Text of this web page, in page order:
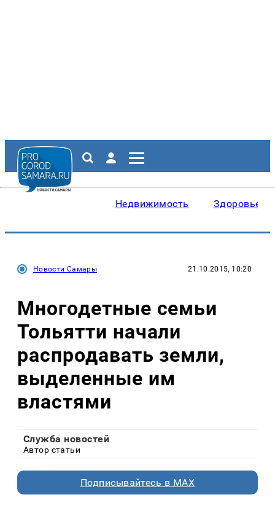
Недвижимость Здоровье
Новости Самары 21.10.2015, 10:20
Многодетные семьи
Тольятти начали
распродавать земли,
выделенные им
властями
Служба новостей
Автор статьи
Подписывайтесь в MAX